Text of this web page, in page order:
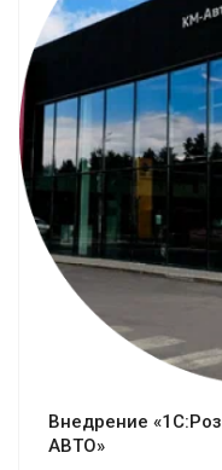
Внедрение
АВТО»